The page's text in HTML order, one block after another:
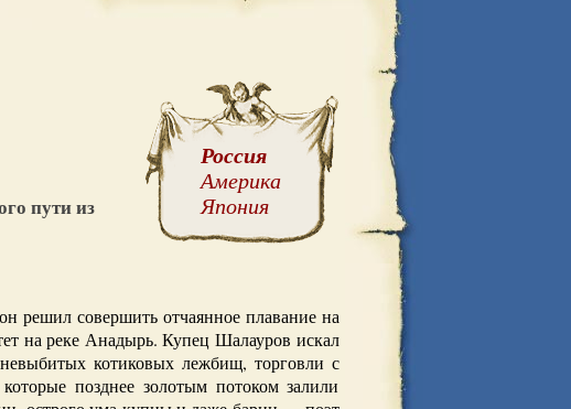
Россия
Америка
Япония
пути из
решил совершить отчаянное плавание на
на реке Анадырь. Купец Шалауров искал
котиковых лежбищ, торговли с
позднее золотым потоком залили